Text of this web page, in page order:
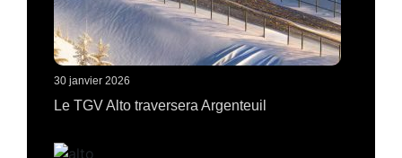
30 janvier 2026
Le TGV Alto traversera Argenteuil